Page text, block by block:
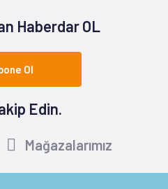
Haberdar OL
Ol
Edin.
Mağazalarımız